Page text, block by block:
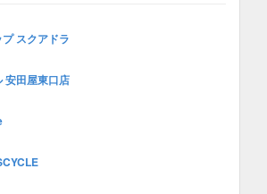
スクアドラ
安田屋東口店